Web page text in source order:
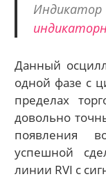
Данный
одной фазе с
пределах
довольно
появления
успешной
линии RVI с